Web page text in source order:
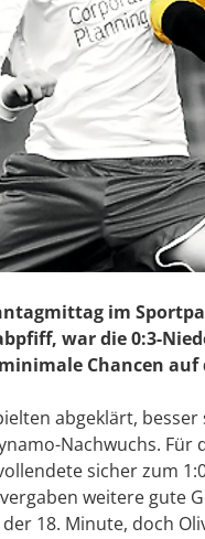
im
war die 0:3-
Chancen
abgeklärt,
Nachwuchs.
sicher zum
weitere gute
18. Minute, doch